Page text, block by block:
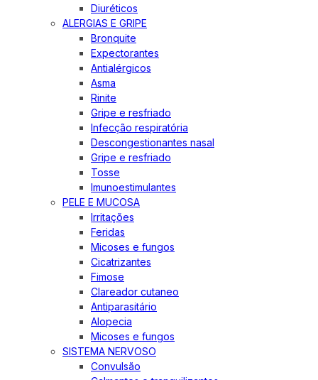
Diuréticos
ALERGIAS E GRIPE
Bronquite
Expectorantes
Antialérgicos
Asma
Rinite
Gripe e resfriado
Infecção respiratória
Descongestionantes nasal
Gripe e resfriado
Tosse
Imunoestimulantes
PELE E MUCOSA
Irritações
Feridas
Micoses e fungos
Cicatrizantes
Fimose
Clareador cutaneo
Antiparasitário
Alopecia
Micoses e fungos
SISTEMA NERVOSO
Convulsão